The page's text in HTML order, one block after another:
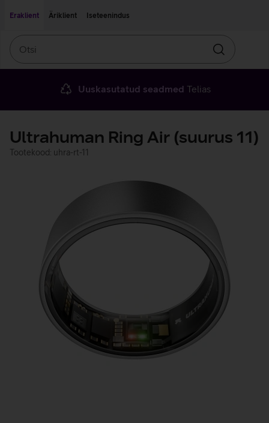
Eraklient
Äriklient Iseteenindus
Otsin
Uuskasutatud seadmed Telias
Ultrahuman Ring Air (suurus 11)
Tootekood: uhra-rt-11